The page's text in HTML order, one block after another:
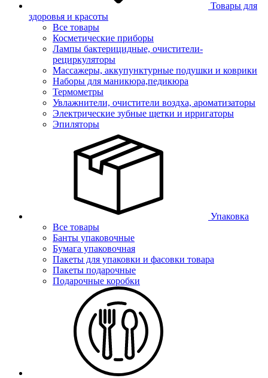
Товары для
здоровья и красоты
Все товары
Косметические приборы
Лампы бактерицидные, очистители-
рециркуляторы
Массажеры, аккупунктурные подушки и коврики
Наборы для маникюра,педикюра
Термометры
Увлажнители, очистители воздха, ароматизаторы
Электрические зубные щетки и ирригаторы
Эпиляторы
Упаковка
Все товары
Банты упаковочные
Бумага упаковочная
Пакеты для упаковки и фасовки товара
Пакеты подарочные
Подарочные коробки